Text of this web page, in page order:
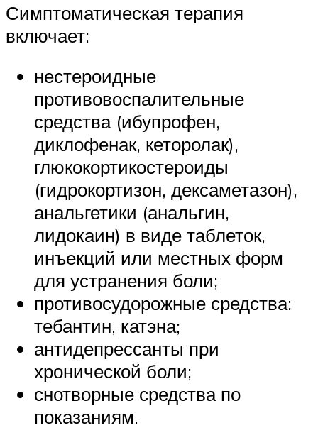
Симптоматическая терапия
включает:
нестероидные
противовоспалительные
средства (ибупрофен,
диклофенак, кеторолак),
глюкокортикостероиды
(гидрокортизон, дексаметазон),
анальгетики (анальгин,
лидокаин) в виде таблеток,
инъекций или местных форм
для устранения боли;
противосудорожные средства:
тебантин, катэна;
антидепрессанты при
хронической боли;
снотворные средства по
показаниям.